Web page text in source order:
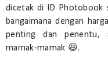
dicetak di ID Photobook
bangaimana dengan
penting dan penentu,
mamak-mamak 😆.